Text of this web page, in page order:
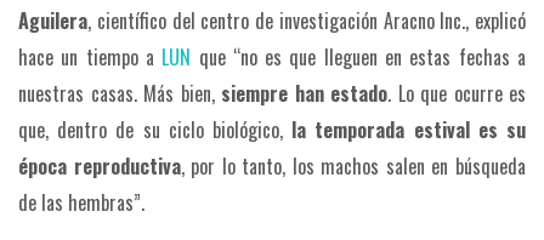
Aguilera, científico del centro de investigación Aracno Inc., explicó
hace un tiempo a LUN que “no es que lleguen en estas fechas a
nuestras casas. Más bien, siempre han estado. Lo que ocurre es
que, dentro de su ciclo biológico, la temporada estival es su
época reproductiva, por lo tanto, los machos salen en búsqueda
de las hembras”.